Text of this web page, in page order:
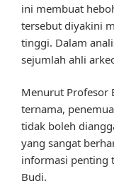
ini membuat
tersebut diyakini
tinggi. Dalam
sejumlah ahli
Menurut Profesor
ternama,
tidak boleh
yang sangat
informasi penting
Budi.